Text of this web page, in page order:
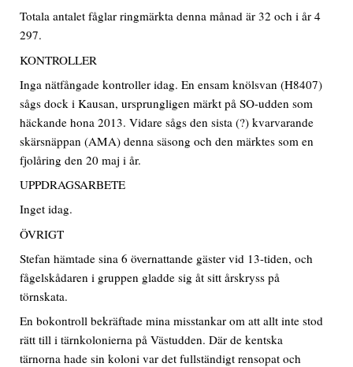
Totala antalet fåglar ringmärkta denna månad är 32 och i år 4
297.
KONTROLLER
Inga nätfångade kontroller idag. En ensam knölsvan (H8407)
sågs dock i Kausan, ursprungligen märkt på SO-udden som
häckande hona 2013. Vidare sågs den sista (?) kvarvarande
skärsnäppan (AMA) denna säsong och den märktes som en
fjolåring den 20 maj i år.
UPPDRAGSARBETE
Inget idag.
ÖVRIGT
Stefan hämtade sina 6 övernattande gäster vid 13-tiden, och
fågelskådaren i gruppen gladde sig åt sitt årskryss på
törnskata.
En bokontroll bekräftade mina misstankar om att allt inte stod
rätt till i tärnkolonierna på Västudden. Där de kentska
tärnorna hade sin koloni var det fullständigt rensopat och